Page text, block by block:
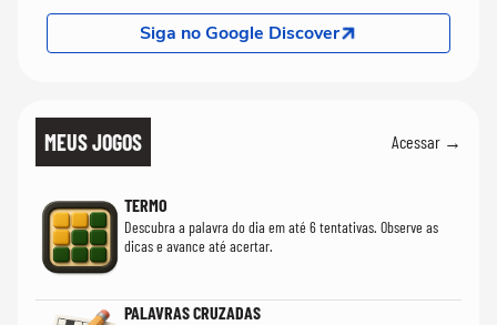
Siga no Google Discover
MEUS JOGOS Acessar →
TERMO
Descubra a palavra do dia em até 6 tentativas. Observe as
dicas e avance até acertar.
PALAVRAS CRUZADAS